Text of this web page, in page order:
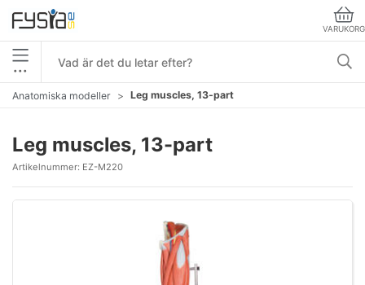
VARUKORG
•••
Anatomiska modeller Leg muscles, 13-part
Leg muscles, 13-part
Artikelnummer: EZ-M220